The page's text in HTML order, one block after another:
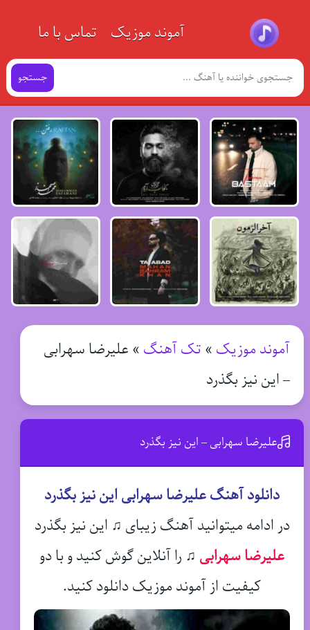
آموند موزیک تماس با ما
جستجو
آموند موزیک » تک آهنگ » علیرضا سهرابی
– این نیز بگذرد
علیرضا سهرابی – این نیز بگذرد
دانلود آهنگ علیرضا سهرابی این نیز بگذرد
در ادامه میتوانید آهنگ زیبای ♫ این نیز بگذرد
علیرضا سهرابی ♫ را آنلاین گوش کنید و با دو
کیفیت از آموند موزیک دانلود کنید.